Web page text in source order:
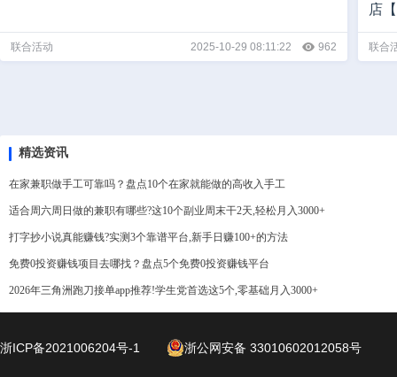
联合活动 2025-10-29 08:11:22 962
店
联合
精选资讯
在家兼职做手工可靠吗？盘点10个在家就能做的高收入手工
适合周六周日做的兼职有哪些?这10个副业周末干2天,轻松月入3000+
打字抄小说真能赚钱?实测3个靠谱平台,新手日赚100+的方法
免费0投资赚钱项目去哪找？盘点5个免费0投资赚钱平台
2026年三角洲跑刀接单app推荐!学生党首选这5个,零基础月入3000+
浙ICP备2021006204号-1 浙公网安备 33010602012058号